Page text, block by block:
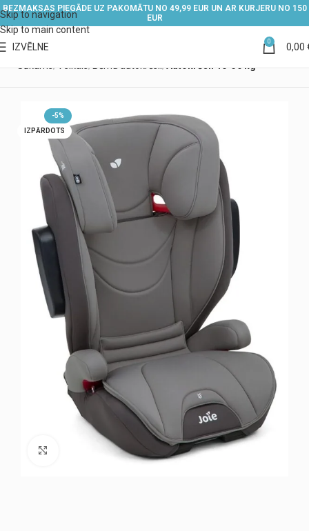
Skip to navigation
Skip to main content
BEZMAKSAS PIEGĀDE UZ PAKOMĀTU NO 49,99 EUR UN AR KURJERU NO 150
EUR
IZVĒLNE 0 0,00
-5%
IZPĀRDOTS
Noklikšķiniet, lai palielinātu